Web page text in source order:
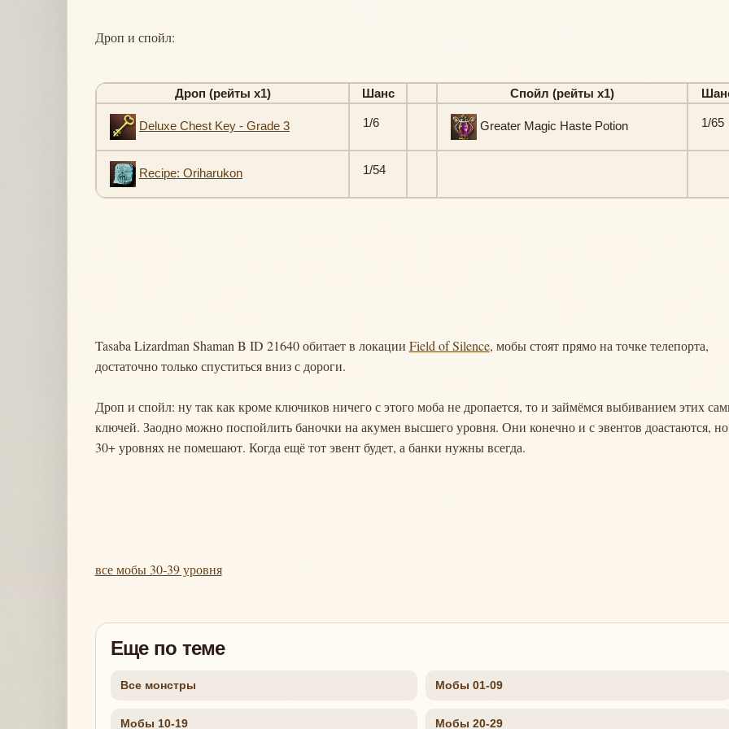
Дроп и спойл:
Дроп (рейты х1) Шанс Спойл (рейты х1)
Deluxe Chest Key - Grade 3 1/6 Greater Magic Haste Potion 1/65
Recipe: Oriharukon 1/54
Tasaba Lizardman Shaman B ID 21640 обитает в локации Field of Silence, мобы стоят прямо на точке телепорта,
достаточно только спуститься вниз с дороги.
Дроп и спойл: ну так как кроме ключиков ничего с этого моба не дропается, то и займёмся выбиванием этих
ключей. Заодно можно поспойлить баночки на акумен высшего уровня. Они конечно и с эвентов доастаются,
30+ уровнях не помешают. Когда ещё тот эвент будет, а банки нужны всегда.
все мобы 30-39 уровня
Еще по теме
Все монстры Мобы 01-09
Мобы 10-19 Мобы 20-29